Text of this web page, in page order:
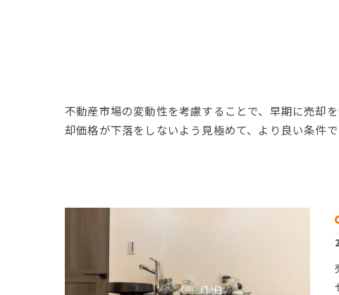
不動産市場の変動性を考慮することで、早期に売却
却価格が下落をしないよう見極めて、より良い条件